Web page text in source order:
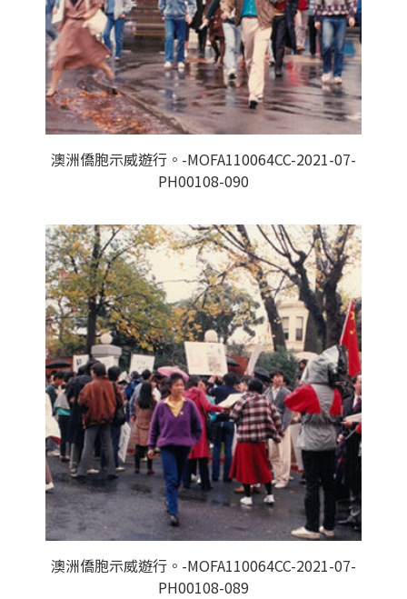
澳洲僑胞示威遊行。-MOFA110064CC-2021-07-
PH00108-090
澳洲僑胞示威遊行。-MOFA110064CC-2021-07-
PH00108-089